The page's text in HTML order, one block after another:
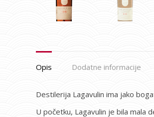
Opis Dodatne informacije
Destilerija Lagavulin ima jako
U početku, Lagavulin je bila mala